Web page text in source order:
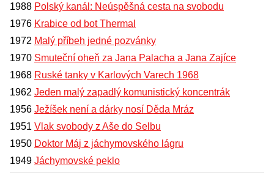
1988 Polský kanál: Neúspěšná cesta na svobodu
1976 Krabice od bot Thermal
1972 Malý příbeh jedné pozvánky
1970 Smuteční oheň za Jana Palacha a Jana Zajíce
1968 Ruské tanky v Karlových Varech 1968
1962 Jeden malý zapadlý komunistický koncentrák
1956 Ježíšek není a dárky nosí Děda Mráz
1951 Vlak svobody z Aše do Selbu
1950 Doktor Máj z jáchymovského lágru
1949 Jáchymovské peklo